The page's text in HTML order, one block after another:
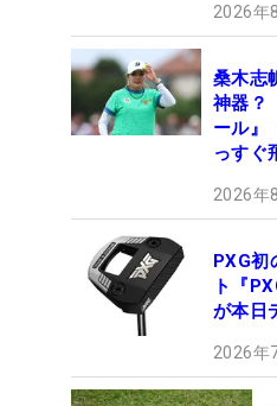
2026年
桑木志
神器？
ール』
っすぐ
2026年
PXG初
ト『
が本日
2026年